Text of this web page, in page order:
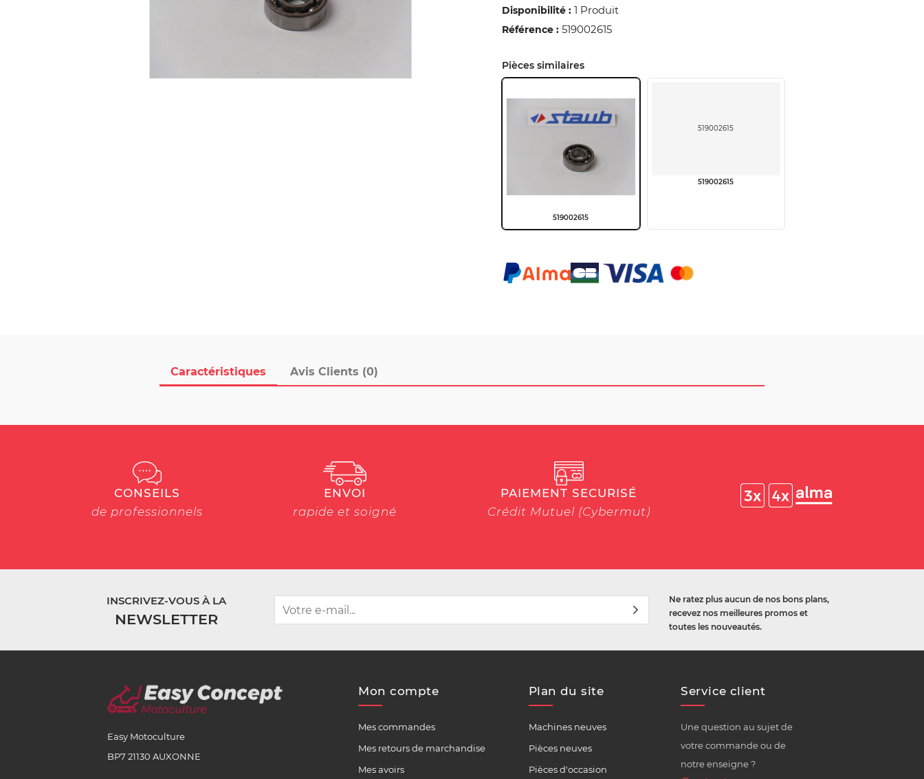
Caractéristiques Avis Clients (0)
Disponibilité : 1 Produit
Référence : 519002615
Pièces similaires
519002615
519002615
519002615
CONSEILS
de professionnels
ENVOI
rapide et soigné
PAIEMENT SECURISÉ
Crédit Mutuel (Cybermut)
INSCRIVEZ-VOUS À LA
NEWSLETTER
Ne ratez plus aucun de nos bons plans,
recevez nos meilleures promos et
toutes les nouveautés.
Easy Motoculture
BP7 21130 AUXONNE
Mon compte
Mes commandes
Mes retours de marchandise
Mes avoirs
Plan du site
Machines neuves
Pièces neuves
Pièces d'occasion
Service client
Une question au sujet de
votre commande ou de
notre enseigne ?